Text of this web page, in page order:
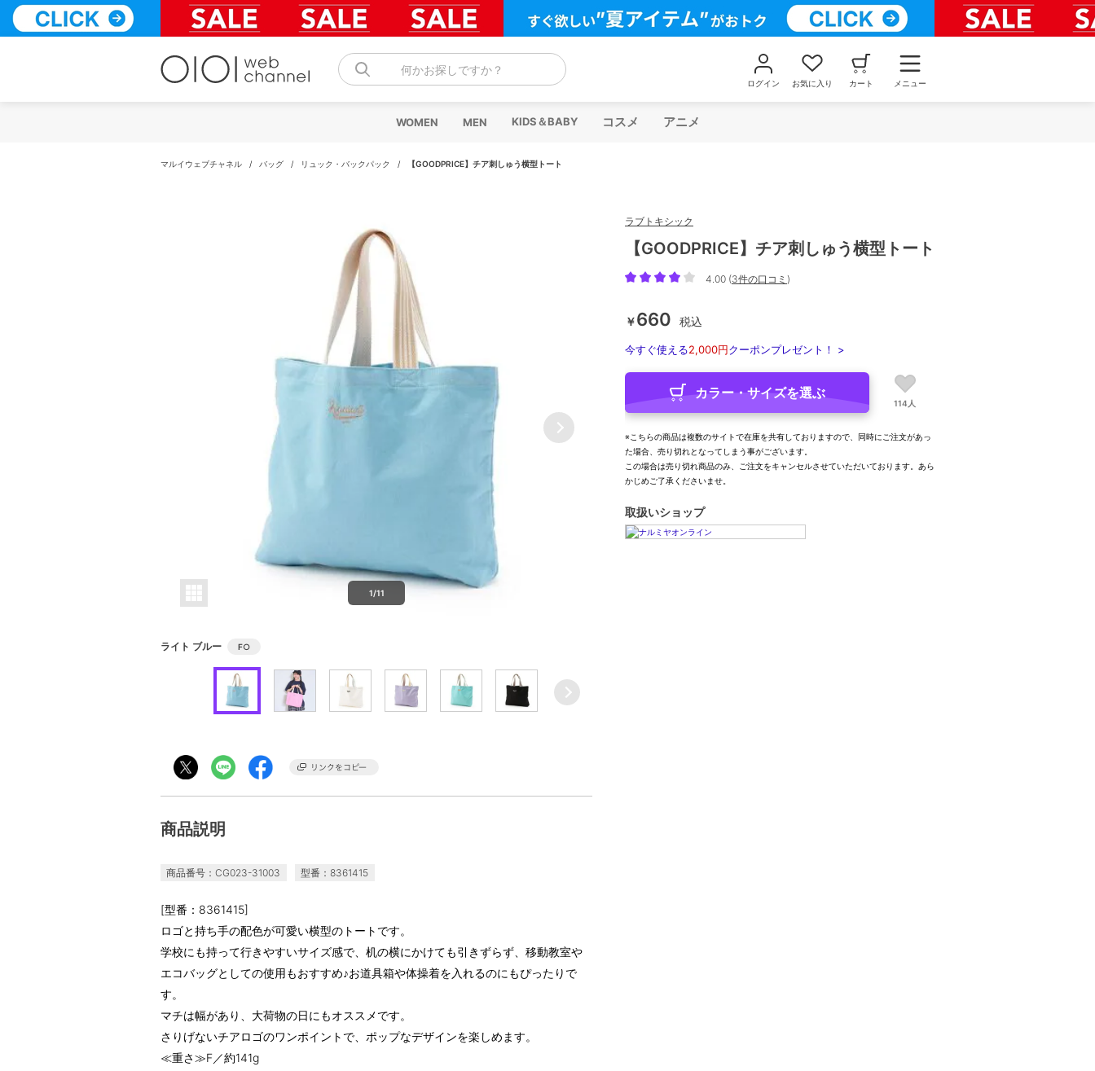
テ
何かお探しですか？
ログイン お気に入り カート メニュー
WOMEN MEN KIDS＆BABY コスメ アニメ
マルイウェブチャネル / バッグ / リュック・バックパック / 【GOODPRICE】チア刺しゅう横型トート
1/11
ライト ブルー F○
商品説明
商品番号：CG023-31003 型番：8361415
[型番：8361415]
ロゴと持ち手の配色が可愛い横型のトートです。
学校にも持って行きやすいサイズ感で、机の横にかけても引きずらず、移動教室や
エコバッグとしての使用もおすすめ♪お道具箱や体操着を入れるのにもぴったりで
す。
マチは幅があり、大荷物の日にもオススメです。
さりげないチアロゴのワンポイントで、ポップなデザインを楽しめます。
≪重さ≫F／約141g
ラブトキシック
【GOODPRICE】チア刺しゅう横型トート
4.00 (3件の口コミ )
￥660 税込
今すぐ使える2,000円クーポンプレゼント！ >
カラー・サイズを選ぶ
114人
※こちらの商品は複数のサイトで在庫を共有しておりますので、同時にご注文があっ
た場合、売り切れとなってしまう事がございます。
この場合は売り切れ商品のみ、ご注文をキャンセルさせていただいております。あら
かじめご了承くださいませ。
取扱いショップ